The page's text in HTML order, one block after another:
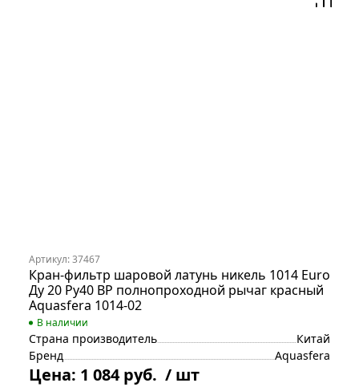
Артикул: 37467
Кран-фильтр шаровой латунь никель 1014 Euro
Ду 20 Ру40 ВР полнопроходной рычаг красный
Aquasfera 1014-02
В наличии
Страна производитель
Китай
Бренд
Aquasfera
Цена: 1 084 руб. / шт